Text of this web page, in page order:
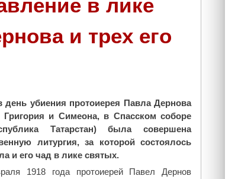
в лике
и трех его
день убиения протоиерея Павла Дернова
и Симеона, в Спасском соборе
Татарстан) была совершена
литургия, за которой состоялось
и его чад в лике святых.
1918 года протоиерей Павел Дернов